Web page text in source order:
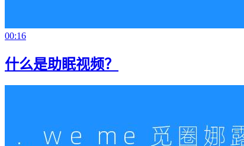
00:16
什么是助眠视频？